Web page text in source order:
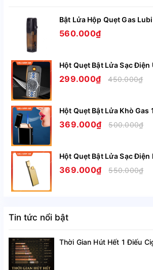
- Tay đánh lửa của dupont được thiết kế
vừa có sự mới lạ vừa thuận tiện cho người
đánh lửa
- Đây còn chính là món quà để bạn dành
hay bạn bè của mình vừa ý nghĩa vừa thể
đẳng cấp của bạn
3, Chính Sách Bảo Hành:
-Bảo hành 1 đổi 1 trong vòng 1 tháng nếu
sản xuất
- Bảo hành 12 tháng nêu sản phẩm xảy ra
phẩm
-Hình ảnh như nào sản phẩm đúng như vậy
- Đóng hàng theo đúng tiêu cầu của khách
- Sản phẩm đóng gói: chống nước, chống
560.000₫
299.000₫ 450.000₫
369.000₫ 500.000₫
369.000₫ 550.000₫
Tin tức nổi bật
Thời Gian Hút Hết 1 Điếu